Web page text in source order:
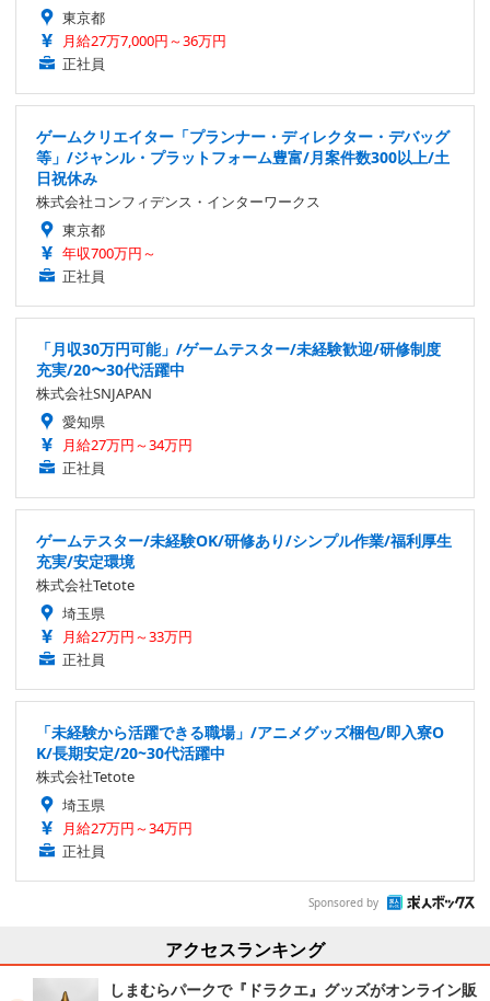
東京都
月給27万7,000円～36万円
正社員
ゲームクリエイター「プランナー・ディレクター・デバッグ
等」/ジャンル・プラットフォーム豊富/月案件数300以上/土
日祝休み
株式会社コンフィデンス・インターワークス
東京都
年収700万円～
正社員
「月収30万円可能」/ゲームテスター/未経験歓迎/研修制度
充実/20〜30代活躍中
株式会社SNJAPAN
愛知県
月給27万円～34万円
正社員
ゲームテスター/未経験OK/研修あり/シンプル作業/福利厚生
充実/安定環境
株式会社Tetote
埼玉県
月給27万円～33万円
正社員
「未経験から活躍できる職場」/アニメグッズ梱包/即入寮O
K/長期安定/20~30代活躍中
株式会社Tetote
埼玉県
月給27万円～34万円
正社員
Sponsored by
アクセスランキング
しまむらパークで『ドラクエ』グッズがオンライン販